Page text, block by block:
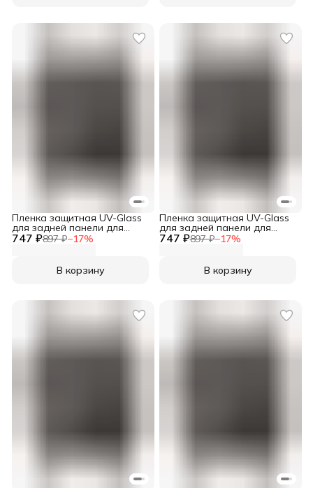
747 ₽897 ₽−17%
Пленка защитная UV-Glass
для задней панели для
Sony Xperia 5 IV
В корзину
747 ₽897 ₽−17%
Пленка защитная UV-Glass
для задней панели для
Sony Xperia 5
В корзину